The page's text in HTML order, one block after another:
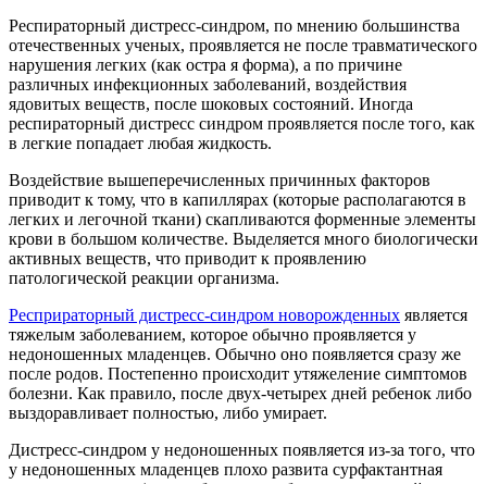
Респираторный дистресс-синдром, по мнению большинства
отечественных ученых, проявляется не после травматического
нарушения легких (как остра я форма), а по причине
различных инфекционных заболеваний, воздействия
ядовитых веществ, после шоковых состояний. Иногда
респираторный дистресс синдром проявляется после того, как
в легкие попадает любая жидкость.
Воздействие вышеперечисленных причинных факторов
приводит к тому, что в капиллярах (которые располагаются в
легких и легочной ткани) скапливаются форменные элементы
крови в большом количестве. Выделяется много биологически
активных веществ, что приводит к проявлению
патологической реакции организма.
Респрираторный дистресс-синдром новорожденных является
тяжелым заболеванием, которое обычно проявляется у
недоношенных младенцев. Обычно оно появляется сразу же
после родов. Постепенно происходит утяжеление симптомов
болезни. Как правило, после двух-четырех дней ребенок либо
выздоравливает полностью, либо умирает.
Дистресс-синдром у недоношенных появляется из-за того, что
у недоношенных младенцев плохо развита сурфактантная